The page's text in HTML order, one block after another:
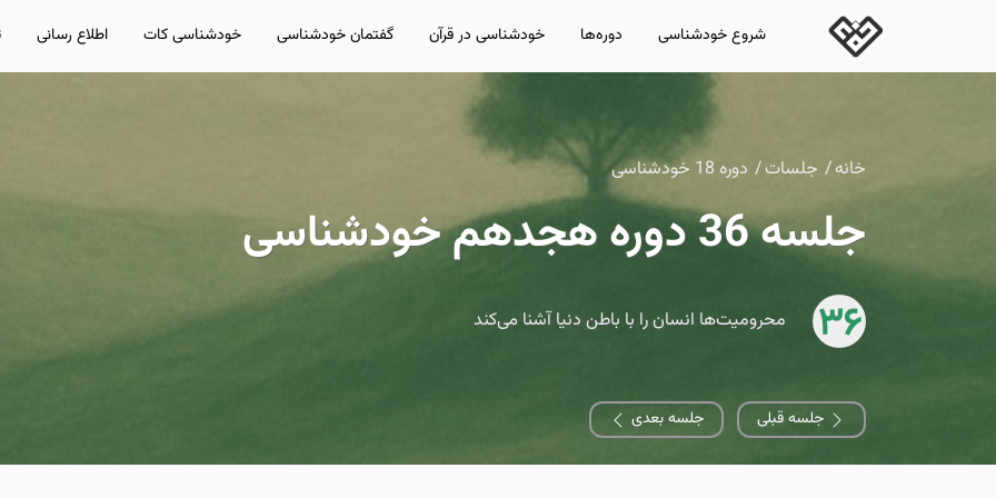
شروع خودشناسی دوره‌ها خودشناسی در قرآن گفتمان خودشناسی خودشناسی کات اطلاع رسانی
خانه جلسات دوره 18 خودشناسی
جلسه 36 دوره هجدهم خودشناسی
36 محرومیت‌ها انسان را با باطن دنیا آشنا می‌کند
جلسه قبلی جلسه بعدی